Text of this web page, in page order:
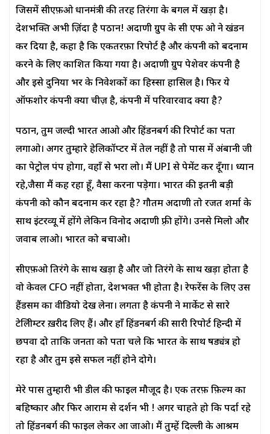
जिसमें सीएफ़ओ प्रधानमंत्री की तरह तिरंगा के बगल में खड़ा है।
देशभक्ति अभी ज़िंदा है पठान! अदाणी ग्रुप के सी एफ ओ ने खंडन
कर दिया है, कहा है कि एकतरफ़ा रिपोर्ट है और कंपनी को बदनाम
करने के लिए प्रकाशित किया गया है। अदाणी ग्रुप पेशेवर कंपनी है
और इसे दुनिया भर के निवेशकों का हिस्सा हासिल है। फिर ये
ऑफशोर कंपनी क्या चीज़ है, कंपनी में परिवारवाद क्या है?
पठान, तुम जल्दी भारत आओ और हिंडनबर्ग की रिपोर्ट का पता
लगाओ। अगर तुम्हारे हेलिकॉप्टर में तेल नहीं है तो पास में अंबानी जी
का पेट्रोल पंप होगा, वहाँ से भरा लो। मैं UPI से पेमेंट कर दूँगा। ध्यान
रहे,जैसा मैं कह रहा हूँ, वैसा करना पड़ेगा। भारत की इतनी बड़ी
कंपनी को कौन बदनाम कर रहा है? गौतम अदाणी तो रजत शर्मा के
साथ इंटरव्यू में होंगे लेकिन विनोद अदाणी फ़्री होंगे। उनसे मिलो और
जवाब लाओ। भारत को बचाओ।
सीएफ़ओ तिरंगे के साथ खड़ा है और जो तिरंगे के साथ खड़ा होता है
वो केवल CFO नहीं होता, देशभक्त भी होता है। रेफरेंस के लिए उस
हैंडसम का वीडियो देख लेना। लगता है कंपनी ने मार्केट से सारे
टेलिप्रीम्टर ख़रीद लिए हैं। और हाँ हिंडनबर्ग की सारी रिपोर्ट हिन्दी में
छपवा दो ताकि जनता को पता चले कि भारत के साथ षड्यंत्र हो
रहा है और तुम इसे सफल नहीं होने दोगे।
मेरे पास तुम्हारी भी डील की फाइल मौजूद है। एक तरफ़ फ़िल्म का
बहिष्कार और फिर आराम से प्रदर्शन भी ! अगर चाहते हो कि पर्दा रहे
तो हिंडनबर्ग की फाइल लेकर आ जाओ। मैं तुम्हें दिल्ली के आश्रम